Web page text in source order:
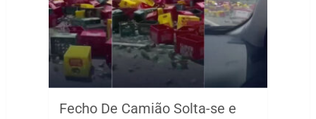
Fecho De Camião Solta-se e